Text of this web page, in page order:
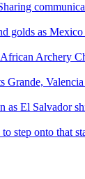
golds as Mexico
Archery
Grande,
as El Salvador
step onto that